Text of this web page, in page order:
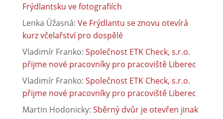
Frýdlantsku ve fotografiích
Lenka Úžasná: Ve Frýdlantu se znovu otevírá
kurz včelařství pro dospělé
Vladimír Franko: Společnost ETK Check, s.r.o.
přijme nové pracovníky pro pracoviště Liberec
Vladimír Franko: Společnost ETK Check, s.r.o.
přijme nové pracovníky pro pracoviště Liberec
Martin Hodonicky: Sběrný dvůr je otevřen jinak